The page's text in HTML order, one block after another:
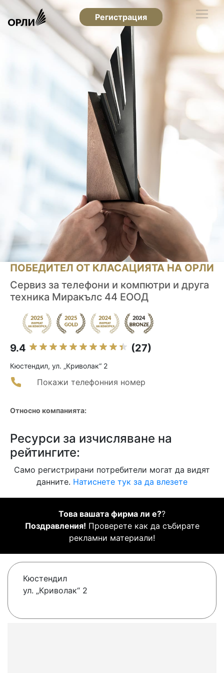
Регистрация
ПОБЕДИТЕЛ ОТ КЛАСАЦИЯТА НА ОРЛИ
Сервиз за телефони и компютри и друга
техника Миракълс 44 ЕООД
9.4 (27)
Кюстендил, ул. „Криволак“ 2
Покажи телефонния номер
Относно компанията:
Ресурси за изчисляване на
рейтингите:
Само регистрирани потребители могат да видят
данните. Натиснете тук за да влезете
Това вашата фирма ли е??
Поздравления! Проверете как да събирате
рекламни материали!
Кюстендил
ул. „Криволак“ 2